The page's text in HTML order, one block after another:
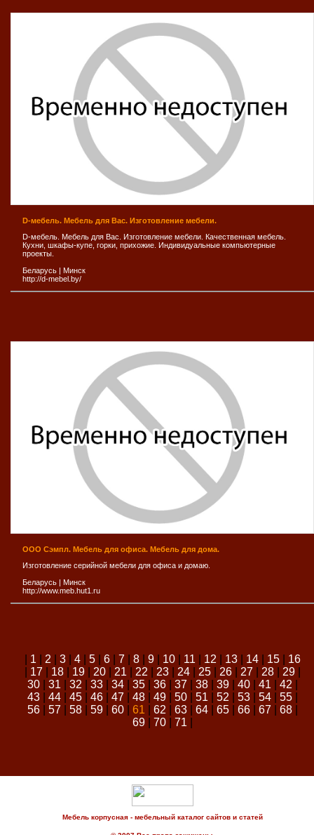
D-мебель. Мебель для Вас. Изготовление мебели.
D-мебель. Мебель для Вас. Изготовление мебели. Качественная мебель.
Кухни, шкафы-купе, горки, прихожие. Индивидуальные компьютерные
проекты.
Беларусь | Минск
http://d-mebel.by/
ООО Сэмпл. Мебель для офиса. Мебель для дома.
Изготовление серийной мебели для офиса и домаю.
Беларусь | Минск
http://www.meb.hut1.ru
1 2 3| 4| 5| 6| 7| 8| 9| 10| 11 12 13| 14| 15| 16
17| 18| 19| 20| 21 22 23| 24| 25| 26| 27| 28| 29|
30| 31 32 33| 34| 35| 36| 37| 38| 39| 40| 41 42
43| 44| 45| 46| 47| 48| 49| 50| 51 52 53| 54| 55|
56| 57| 58| 59| 60| 61 62 63| 64| 65| 66| 67| 68|
69| 70| 71
Мебель корпусная - мебельный каталог сайтов и статей